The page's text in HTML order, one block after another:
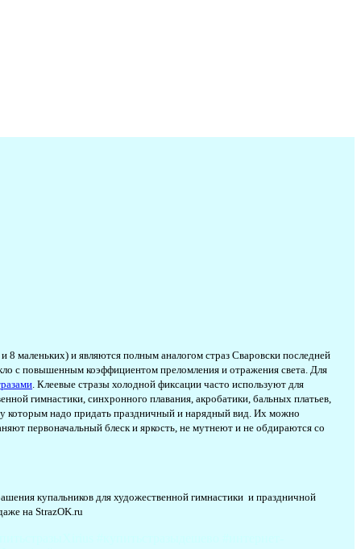
маленьких) и являются полным аналогом страз Сваровски последней
с повышенным коэффициентом преломления и отражения света. Для
. Клеевые стразы холодной фиксации часто используют для
гимнастики, синхронного плавания, акробатики, бальных платьев,
которым надо придать праздничный и нарядный вид. Их можно
первоначальный блеск и яркость, не мутнеют и не обдираются со
купальников для художественной гимнастики и праздничной
на StrazOK.ru